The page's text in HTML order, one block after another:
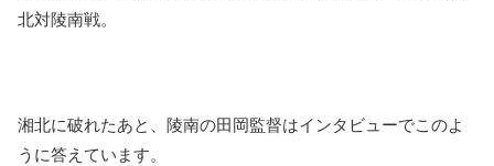
北対陵南戦。
湘北に破れたあと、陵南の田岡監督はインタビューでこのよ
うに答えています。